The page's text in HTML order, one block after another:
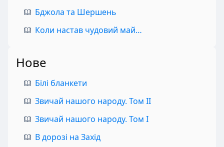
Бджола та Шершень
Коли настав чудовий май…
Нове
Білі бланкети
Звичай нашого народу. Том II
Звичай нашого народу. Том I
В дорозі на Захід